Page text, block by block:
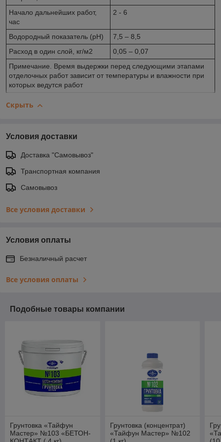
Начало дальнейших работ,
час
2 - 6
Водородный показатель (рН)
7,5 – 8,5
Расход в один слой, кг/м2
0,05 – 0,07
Примечание. Время выдержки перед следующими этапами
отделочных работ зависит от температуры и влажности при
которых ведутся работ
Скрыть
Условия доставки
Доставка "Самовывоз"
Транспортная компания
Самовывоз
Все условия доставки
Условия оплаты
Безналичный расчет
Все условия оплаты
Подобные товары компании
Грунтовка «Тайфун
Мастер» №103 «БЕТОН-
Грунтовка (концентрат)
«Тайфун Мастер» №102